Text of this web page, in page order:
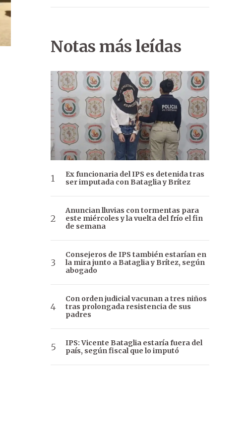
Notas más leídas
Ex funcionaria del IPS es detenida tras
ser imputada con Bataglia y Brítez
Anuncian lluvias con tormentas para
este miércoles y la vuelta del frío el fin
de semana
Consejeros de IPS también estarían en
la mira junto a Bataglia y Brítez, según
abogado
Con orden judicial vacunan a tres niños
tras prolongada resistencia de sus
padres
IPS: Vicente Bataglia estaría fuera del
país, según fiscal que lo imputó